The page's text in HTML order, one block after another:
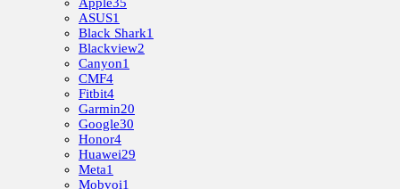
ASUS1
Black Shark1
Blackview2
Canyon1
CMF4
Fitbit4
Garmin20
Google30
Honor4
Huawei29
Meta1
Mobvoi1